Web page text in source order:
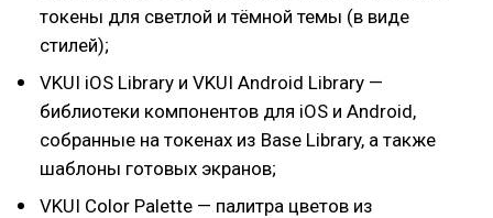
токены для светлой и тёмной темы (в виде
стилей);
VKUI iOS Library и VKUI Android Library —
библиотеки компонентов для iOS и Android,
собранные на токенах из Base Library, а также
шаблоны готовых экранов;
VKUI Color Palette — палитра цветов из